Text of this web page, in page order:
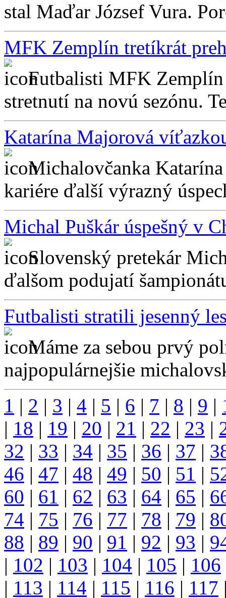
stal Maďar József Vura.
MFK Zemplín tretíkrát
Futbalisti MFK
stretnutí na novú sezónu.
Katarína Majorová
Michalovčanka
kariére ďalší výrazný
Michal Puškár úspešný v
Slovenský pretekár
ďalšom podujatí
Futbalisti stratili jesenný
Máme za sebou prvý
najpopulárnejšie
1 | 2 | 3 | 4 | 5 | 6 | 7 | 8 | 9 |
| 18 | 19 | 20 | 21 | 22 | 23 |
32 | 33 | 34 | 35 | 36 | 37 |
46 | 47 | 48 | 49 | 50 | 51 |
60 | 61 | 62 | 63 | 64 | 65 |
74 | 75 | 76 | 77 | 78 | 79 |
88 | 89 | 90 | 91 | 92 | 93 |
| 102 | 103 | 104 | 105 | 106
| 113 | 114 | 115 | 116 | 117